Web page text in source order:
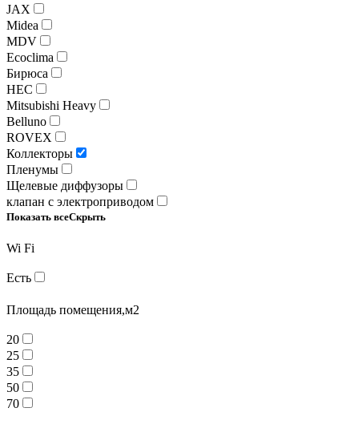
JAX
Midea
MDV
Ecoclima
Бирюса
HEC
Mitsubishi Heavy
Belluno
ROVEX
Коллекторы
Пленумы
Щелевые диффузоры
клапан с электроприводом
Показать всеСкрыть
Wi Fi
Есть
Площадь помещения,м2
20
25
35
50
70